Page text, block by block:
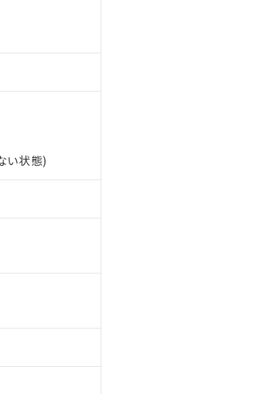
い状態)
庫状況および標準価格(税抜)を提供させていただ
更新日時点での社内データに基づき作成されるも
準価格とは異なる場合があることをご了承くださ
、またはお客様担当のオムロン制御機器販売店・
く第三者に漏洩または開示しないようお願いしま
用いただくには、I-Webメンバーズにご登録され
品リストについて、当社および当社の共同利用者
・商談に必要な範囲で利用することをご了承くだ
以下、
以下、ポリ臭化ジフェニルエーテル類(PBDE) 1000ppm以下、
タル酸ブチルベンジル（BBP） 1000ppm以下、フタル酸ジブチ
く。
とがあります。
、対応完了までの期間は出荷製品に未対応品が
。
ら、特段のことがない限り、2022年1月12日よ
ていることを示します。
い。
、 PBDEs(ポリ臭化ジフェニルエーテル類) : 1000ppm、
、 BBP(フタル酸ブチルベンジル) : 1000ppm、
いし、環境に深刻な影響を及ぼさない年数を意
い。
国貿易法に定める商品（以下｢規制貨物等」とい
政府の輸出許可(または役務取引許可)を取得する
など、違法に輸出されないよう必要な手段を講じ
1、2および3の内容を当該第三者に通知します。
法に輸出するおそれがある場合は、取り引きをい
お取引先、またはお客様担当のオムロン制御